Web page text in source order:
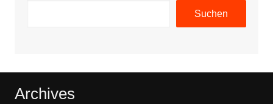
Suchen
Archives